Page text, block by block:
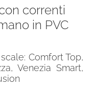
correnti
in PVC
Comfort Top,
Venezia Smart,